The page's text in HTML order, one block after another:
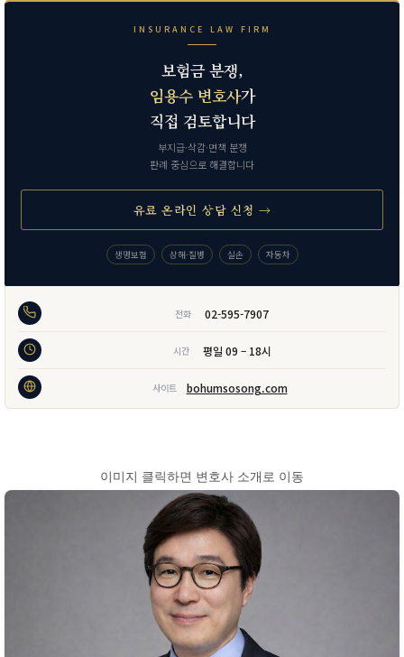
INSURANCE LAW FIRM
보험금 분쟁,
임용수 변호사가
직접 검토합니다
부지급·삭감·면책 분쟁
판례 중심으로 해결합니다
유료 온라인 상담 신청 →
생명보험 상해·질병 실손 자동차
전화 02-595-7907
시간 평일 09 – 18시
사이트 bohumsosong.com
이미지 클릭하면 변호사 소개로 이동